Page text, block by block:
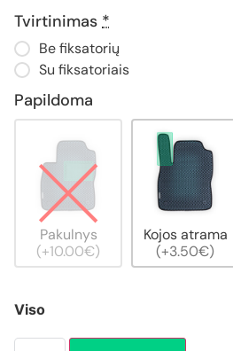
Tvirtinimas *
Be fiksatorių
Su fiksatoriais
Papildoma
Pakulnys
(+10.00€)
Kojos atrama
(+3.50€)
Viso